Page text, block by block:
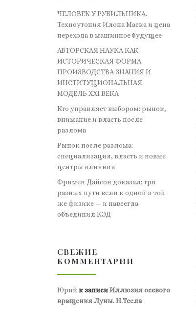
ЧЕЛОВЕК У РУБИЛЬНИКА.
Техноутопия Илона Маска и цена
перехода в машинное будущее
АВТОРСКАЯ НАУКА КАК
ИСТОРИЧЕСКАЯ ФОРМА
ПРОИЗВОДСТВА ЗНАНИЯ И
ИНСТИТУЦИОНАЛЬНАЯ
МОДЕЛЬ XXI ВЕКА
Кто управляет выбором: рынок,
внимание и власть после
разлома
Рынок после разлома:
специализация, власть и новые
центры влияния
Фримен Дайсон доказал: три
разных пути вели к одной и той
же физике — и навсегда
объединил КЭД
СВЕЖИЕ
КОММЕНТАРИИ
Юрий к записиИллюзия осевого
вращения Луны. Н.Тесла